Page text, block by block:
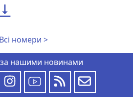

Всі номери >
за нашими новинами